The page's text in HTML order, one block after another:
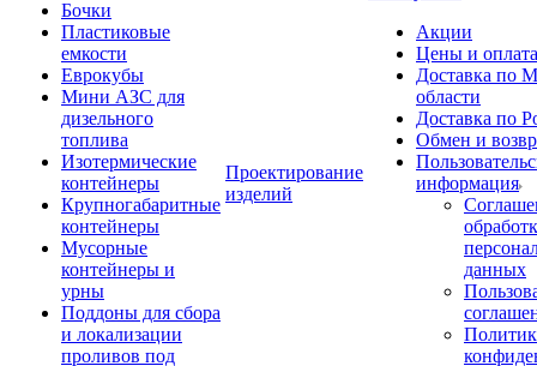
Бочки
Пластиковые
емкости
Еврокубы
Мини АЗС для
дизельного
топлива
Изотермические
контейнеры
Крупногабаритные
контейнеры
Мусорные
контейнеры и
урны
Поддоны для сбора
и локализации
проливов под
Проектирование
изделий
Акции
Цены и оплата
Доставка по
области
Доставка по
Обмен и
информация
данных